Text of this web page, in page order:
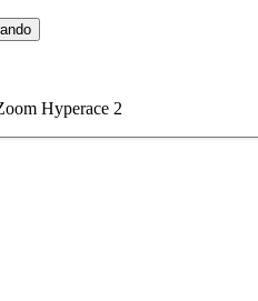
Hyperace 2